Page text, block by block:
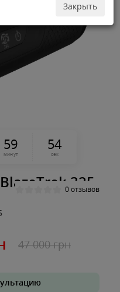
Закрыть
59
минут
54
сек
325
0 отзывов
47 000 грн